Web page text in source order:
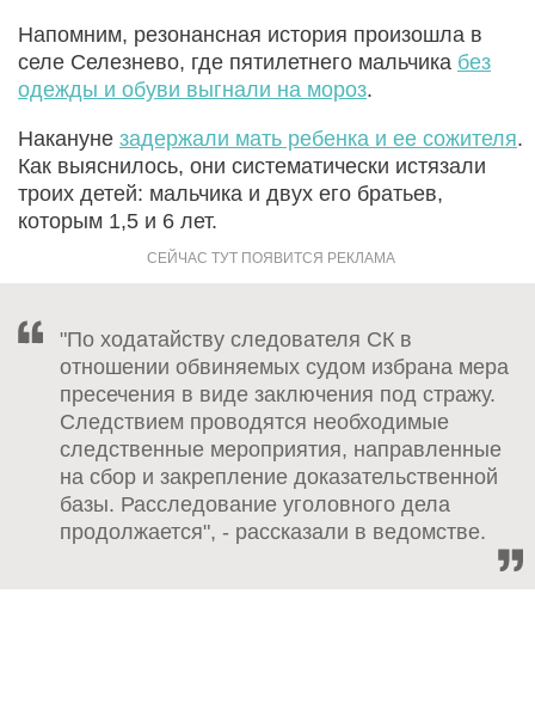
Напомним, резонансная история произошла в
селе Селезнево, где пятилетнего мальчика без
одежды и обуви выгнали на мороз.
Накануне задержали мать ребенка и ее сожителя.
Как выяснилось, они систематически истязали
троих детей: мальчика и двух его братьев,
которым 1,5 и 6 лет.
"По ходатайству следователя СК в
отношении обвиняемых судом избрана мера
пресечения в виде заключения под стражу.
Следствием проводятся необходимые
следственные мероприятия, направленные
на сбор и закрепление доказательственной
базы. Расследование уголовного дела
продолжается", - рассказали в ведомстве.